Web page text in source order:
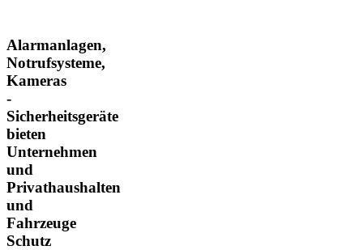
Alarmanlagen,
Notrufsysteme,
Kameras
-
Sicherheitsgeräte
bieten
Unternehmen
und
Privathaushalten
und
Fahrzeuge
Schutz